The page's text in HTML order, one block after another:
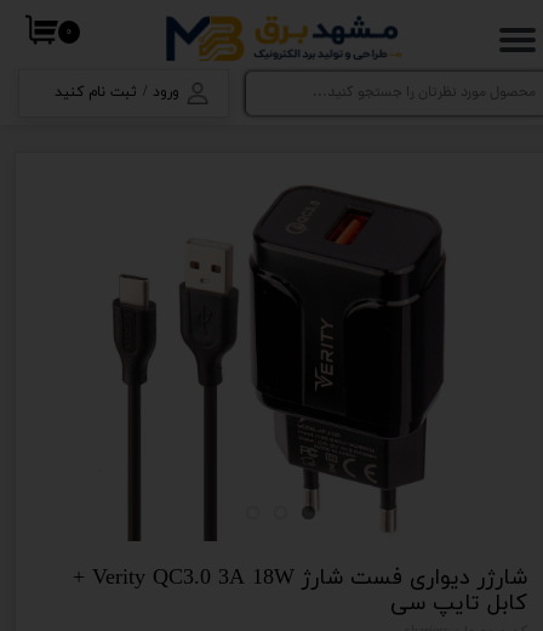
ورود / ثبت نام کنید
حساب کاربری من
تغییر گذر واژه
خروج از حساب کاربری
۰
شارژر دیواری فست شارژ Verity QC3.0 3A 18W +
کابل تایپ سی